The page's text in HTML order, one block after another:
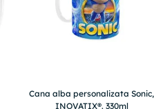
Cana alba personalizata Sonic,
INOVATIX®. 330ml